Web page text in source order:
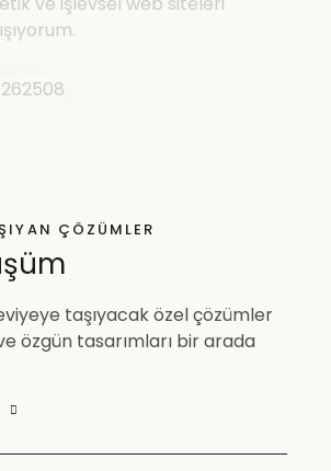
ÇÖZÜMLER
taşıyacak özel çözümler
özgün tasarımları bir arada